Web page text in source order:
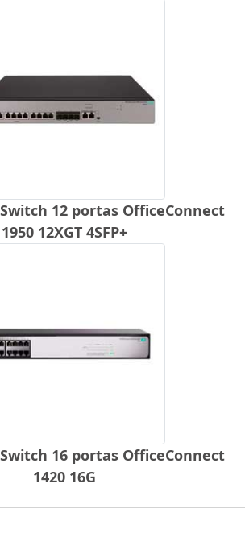
Switch 12 portas OfficeConnect
1950 12XGT 4SFP+
Switch 16 portas OfficeConnect
1420 16G